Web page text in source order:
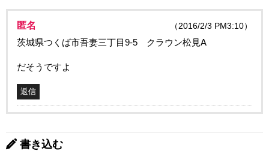
匿名 （2016/2/3 PM3:10）
茨城県つくば市吾妻三丁目9-5 クラウン松見A
だそうですよ
返信
書き込む